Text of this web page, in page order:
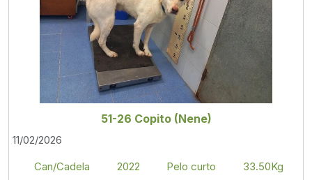
51-26 Copito (Nene)
11/02/2026
Can/Cadela
2022 Pelo curto
33.50Kg